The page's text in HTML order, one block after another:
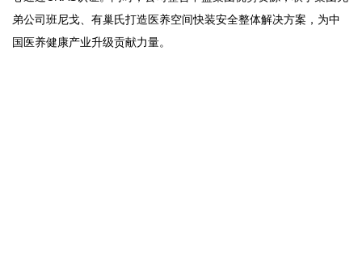
弟公司班尼戈、有巢氏打造医养空间快装安全整体解决方案，为中
国医养健康产业升级贡献力量。